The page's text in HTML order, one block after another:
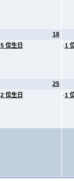
18
5 位生日 ·1
25
2 位生日 ·1